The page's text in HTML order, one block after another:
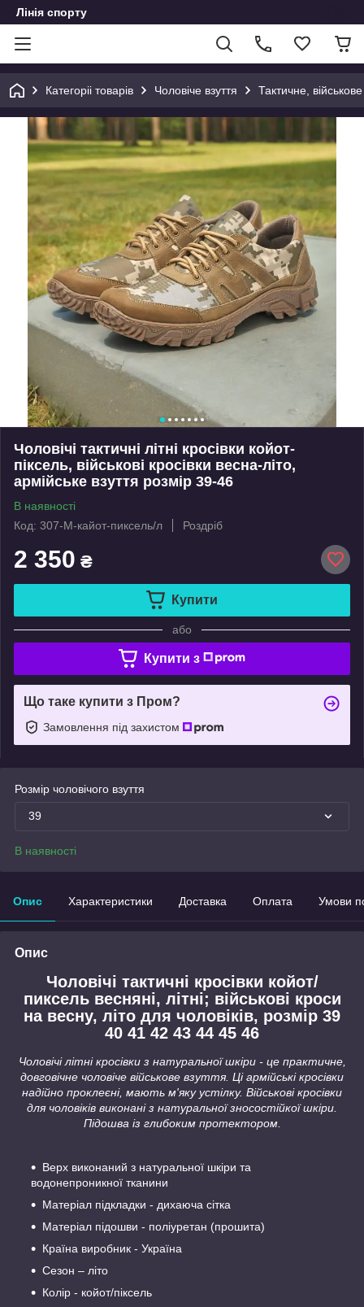
Лінія спорту
Категоріі товарів Чоловіче взуття Тактичне, військове
Чоловічі тактичні літні кросівки койот-
піксель, військові кросівки весна-літо,
армійське взуття розмір 39-46
В наявності
Код: 307-М-кайот-пиксель/л
Роздріб
2 350 ₴
Купити
або
Купити з
Що таке купити з Пром?
Замовлення під захистом
Розмір чоловічого взуття
39
В наявності
Опис Характеристики Доставка Оплата Умови
Опис
Чоловічі тактичні кросівки койот/
пиксель весняні, літні; військові кроси
на весну, літо для чоловіків, розмір 39
40 41 42 43 44 45 46
Чоловічі літні кросівки з натуральної шкіри - це практичне,
довговічне чоловіче військове взуття. Ці армійські кросівки
надійно проклеєні, мають м'яку устілку. Військові кросівки
для чоловіків виконані з натуральної зносостійкої шкіри.
Підошва із глибоким протектором.
Верх виконаний з натуральної шкіри та
водонепроникної тканини
Матеріал підкладки - дихаюча сітка
Матеріал підошви - поліуретан (прошита)
Країна виробник - Україна
Сезон – літо
Колір - койот/піксель